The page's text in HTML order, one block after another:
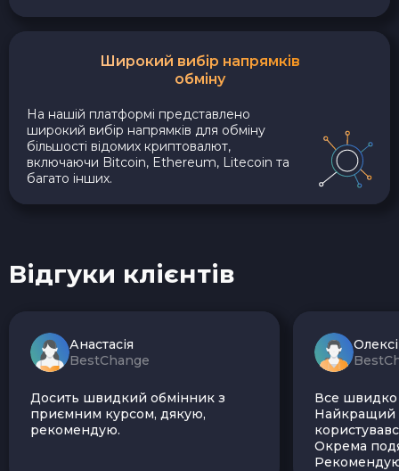
Широкий вибір напрямків
обміну
На нашій платформі представлено
широкий вибір напрямків для обміну
більшості відомих криптовалют,
включаючи Bitcoin, Ethereum, Litecoin та
багато інших.
Відгуки клієнтів
Анастасія
BestChange
Досить швидкий обмінник з
приємним курсом, дякую,
рекомендую.
Все швидко
Найкращий
Окрема